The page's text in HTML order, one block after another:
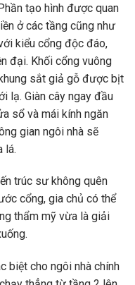
tạo hình được quan
ở các tầng cũng như
kiểu cổng độc đáo,
đại. Khối cổng vuông
sắt giả gỗ được bịt
lạ. Giàn cây ngay đầu
sổ và mái kính ngăn
gian ngôi nhà sẽ
lá.
​​trúc sư không quên
cổng, gia chủ có thể
thẩm mỹ vừa là giải
biệt cho ngôi nhà chính